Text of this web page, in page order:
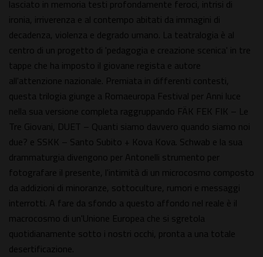
lasciato in memoria testi profondamente feroci, intrisi di
ironia, irriverenza e al contempo abitati da immagini di
decadenza, violenza e degrado umano. La teatralogia è al
centro di un progetto di 'pedagogia e creazione scenica' in tre
tappe che ha imposto il giovane regista e autore
all'attenzione nazionale. Premiata in differenti contesti,
questa trilogia giunge a Romaeuropa Festival per Anni luce
nella sua versione completa raggruppando FÄK FEK FIK – Le
Tre Giovani, DUET – Quanti siamo davvero quando siamo noi
due? e SSKK – Santo Subito + Kova Kova. Schwab e la sua
drammaturgia divengono per Antonelli strumento per
fotografare il presente, l'intimità di un microcosmo composto
da addizioni di minoranze, sottoculture, rumori e messaggi
interrotti. A fare da sfondo a questo affondo nel reale è il
macrocosmo di un'Unione Europea che si sgretola
quotidianamente sotto i nostri occhi, pronta a una totale
desertificazione.